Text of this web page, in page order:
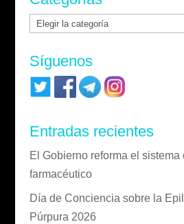
Categorías
Síguenos
Entradas recientes
El Gobierno reforma el sistema
farmacéutico
Día de Conciencia sobre la
Púrpura 2026